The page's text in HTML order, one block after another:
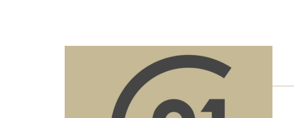
Fiche détaillée du bien
Description